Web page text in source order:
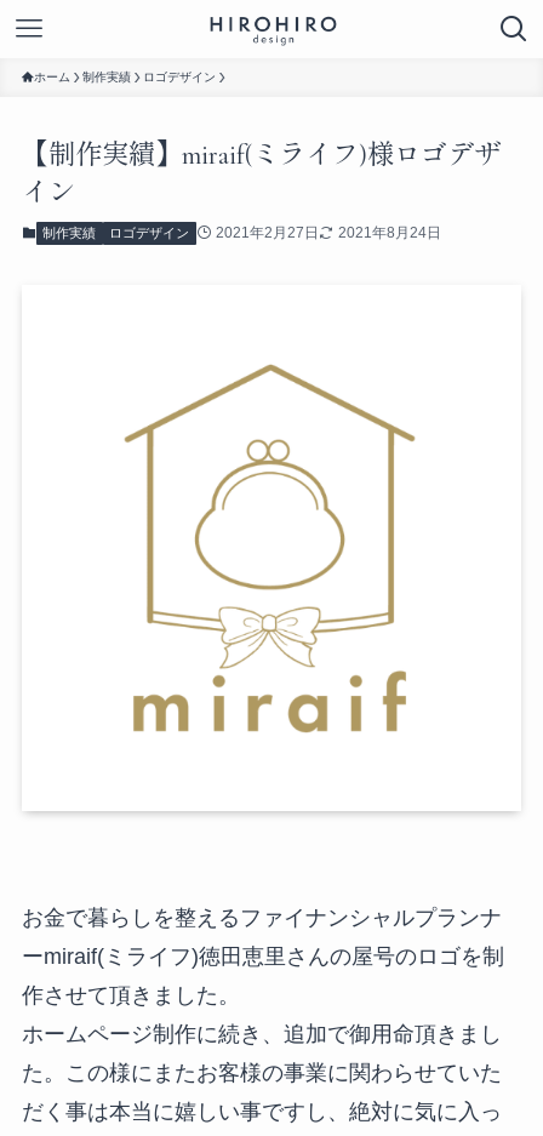
ホーム 制作実績 ロゴデザイン
【制作実績】miraif(ミライフ)様ロゴデザ
イン
制作実績 ロゴデザイン 2021年2月27日 2021年8月24日
お金で暮らしを整えるファイナンシャルプランナ
ーmiraif(ミライフ)徳田恵里さんの屋号のロゴを制
作させて頂きました。
ホームページ制作に続き、追加で御用命頂きまし
た。この様にまたお客様の事業に関わらせていた
だく事は本当に嬉しい事ですし、絶対に気に入っ